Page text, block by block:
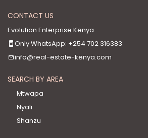
CONTACT US
Evolution Enterprise Kenya
Only WhatsApp: +254 702 316383
info@real-estate-kenya.com
SEARCH BY AREA
Mtwapa
Nyali
Shanzu